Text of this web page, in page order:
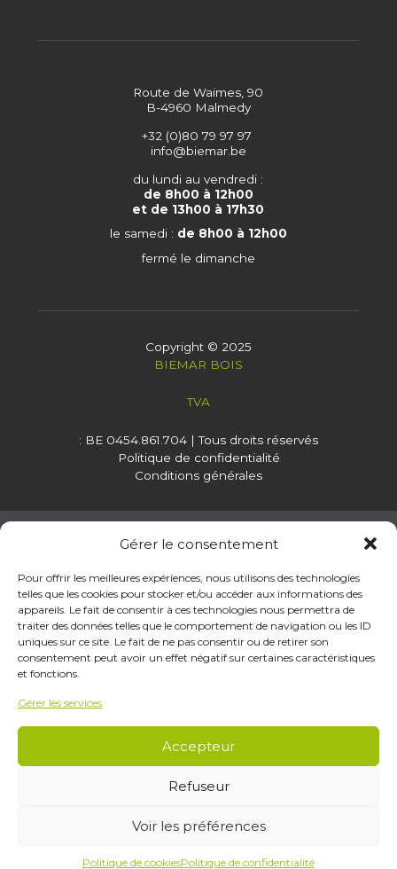
Gérer le consentement
Pour offrir les meilleures expériences, nous utilisons des technologies
telles que les cookies pour stocker et/ou accéder aux informations des
appareils. Le fait de consentir à ces technologies nous permettra de
traiter des données telles que le comportement de navigation ou les ID
uniques sur ce site. Le fait de ne pas consentir ou de retirer son
consentement peut avoir un effet négatif sur certaines caractéristiques
et fonctions.
Gérer les services
Accepteur
Refuseur
Voir les préférences
Politique de cookiesPolitique de confidentialité
Route de Waimes, 90
B-4960 Malmedy
+32 (0)80 79 97 97
info@biemar.be
du lundi au vendredi :
de 8h00 à 12h00
et de 13h00 à 17h30
le samedi : de 8h00 à 12h00
fermé le dimanche
Copyright © 2025
BIEMAR BOIS
TVA
: BE 0454.861.704 | Tous droits réservés
Politique de confidentialité
Conditions générales
Parquet en bois|Porte intérieure |Bloc porte en bois
Bois de bardage|Bois pour terrasse |Plancher en bois
massif| Bardage en bois|Parquet massif|Porte coupe
feu|Porte en verre| Parquet semi-massif|Bloc porte|
Porte intérieure en bois|Quincaillerie|Quincaillerie porte
|Bardage en padouk|Porte anti-feu|Terrasse en bois|
Weasyfix|
mélèze|Bardage en afzélia |
Un site web réalisé par l’agence